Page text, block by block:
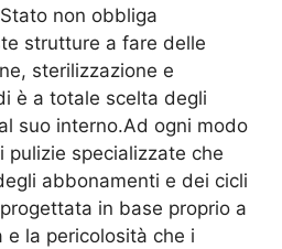
non obbliga
strutture a fare delle
sterilizzazione e
è a totale scelta degli
suo interno.Ad ogni modo
specializzate che
abbonamenti e dei cicli
in base proprio a
la pericolosità che i